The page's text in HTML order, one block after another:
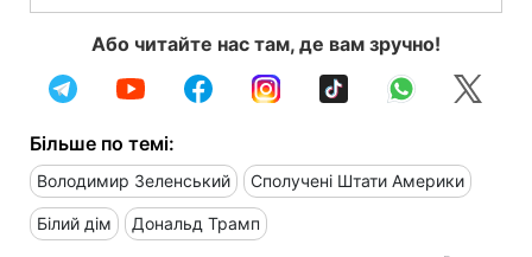
Або читайте нас там, де вам зручно!
Більше по темі:
Володимир Зеленський Сполучені Штати Америки
Білий дім Дональд Трамп